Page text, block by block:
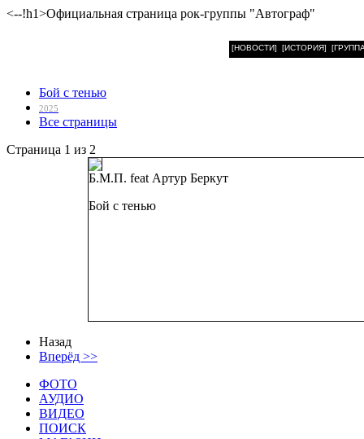
<--!h1>Официальная страница рок-группы "Автограф"
[НОВОСТИ] [ИСТОРИЯ]
Бой с тенью
2025
Все страницы
Страница 1 из 2
Б.М.П. feat Артур Беркут
Бой с тенью
Назад
Вперёд >>
ФОТО
АУДИО
ВИДЕО
ПОИСК